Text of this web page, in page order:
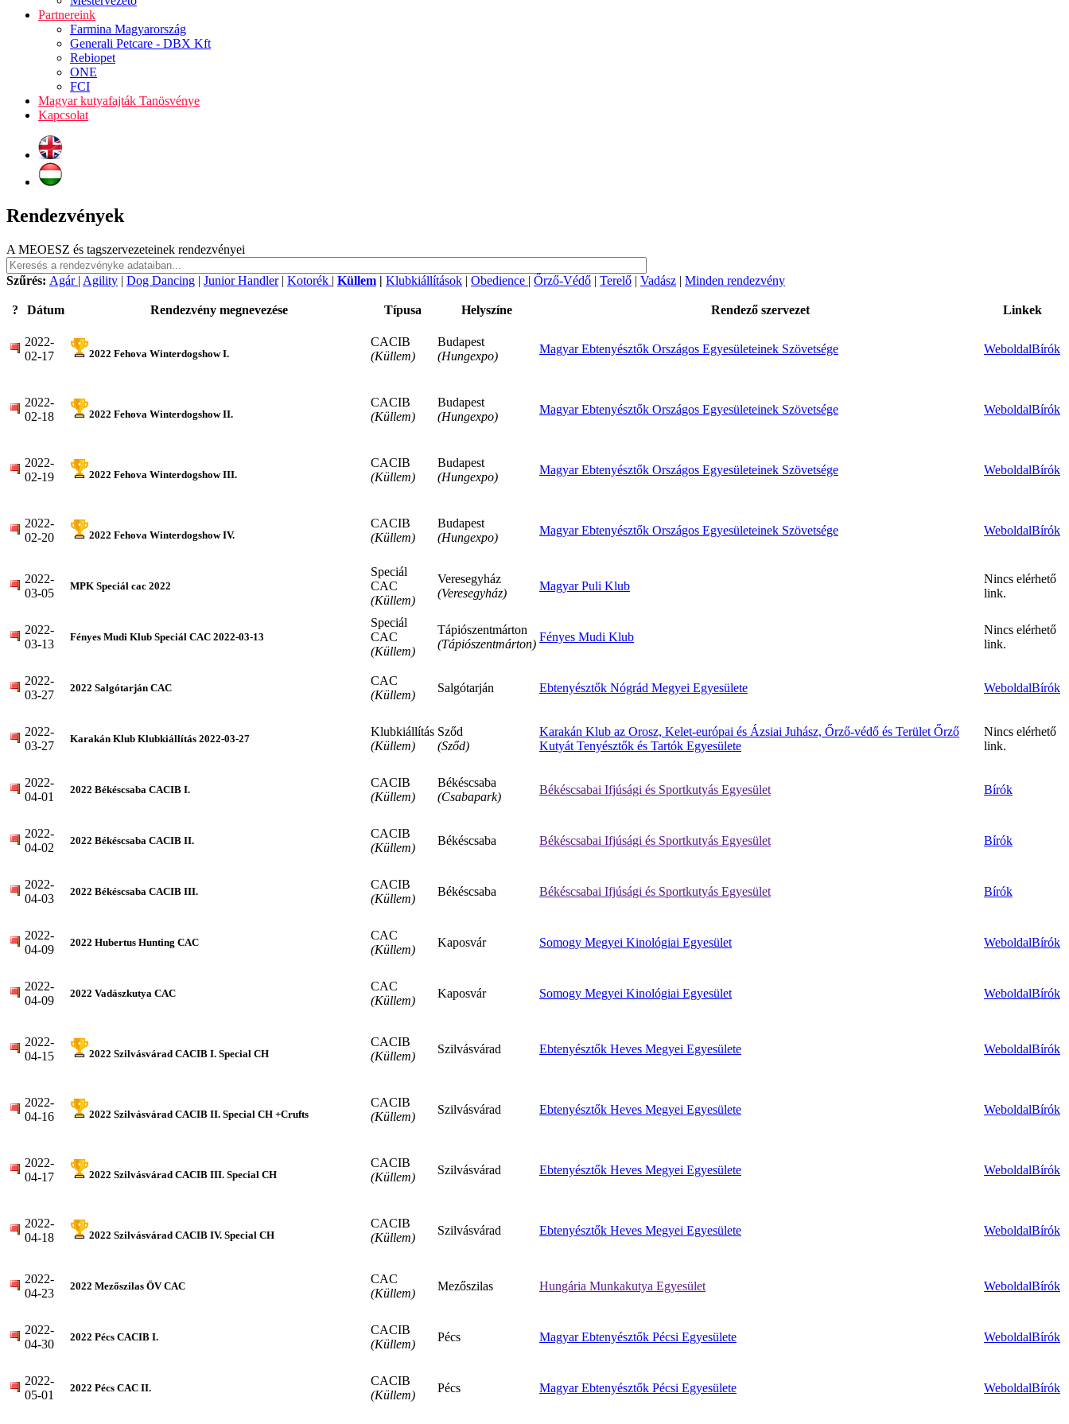
Partnereink
Farmina Magyarország
Generali Petcare - DBX Kft
Rebiopet
ONE
FCI
Magyar kutyafajták Tanösvénye
Kapcsolat
Rendezvények
A MEOESZ és tagszervezeteinek rendezvényei
Szűrés: Agár | Agility | Dog Dancing | Junior Handler| Kotorék | Küllem | Klubkiállítások | Obedience | Őrző-Védő | Terelő | Vadász | Minden rendezvény
? Dátum Rendezvény megnevezése Típusa Helyszíne Rendező szervezet Linkek
2022-
02-17
2022 Fehova Winterdogshow I.
CACIB
(Küllem)
Budapest
(Hungexpo)
Magyar Ebtenyésztők Országos Egyesületeinek Szövetsége WeboldalBírók
2022-
02-18
2022 Fehova Winterdogshow II.
CACIB
(Küllem)
Budapest
(Hungexpo)
Magyar Ebtenyésztők Országos Egyesületeinek Szövetsége WeboldalBírók
2022-
02-19
2022 Fehova Winterdogshow III.
CACIB
(Küllem)
Budapest
(Hungexpo)
Magyar Ebtenyésztők Országos Egyesületeinek Szövetsége WeboldalBírók
2022-
02-20
2022 Fehova Winterdogshow IV.
CACIB
(Küllem)
Budapest
(Hungexpo)
Magyar Ebtenyésztők Országos Egyesületeinek Szövetsége WeboldalBírók
2022-
03-05
MPK Speciál cac 2022
Speciál
CAC
(Küllem)
Veresegyház
(Veresegyház)
Magyar Puli Klub
Nincs elérhető
link.
2022-
03-13
Fényes Mudi Klub Speciál CAC 2022-03-13
Speciál
CAC
(Küllem)
Tápiószentmárton
(Tápiószentmárton)
Fényes Mudi Klub
Nincs elérhető
link.
2022-
03-27
2022 Salgótarján CAC
CAC
(Küllem)
Salgótarján Ebtenyésztők Nógrád Megyei Egyesülete WeboldalBírók
2022-
03-27
Karakán Klub Klubkiállítás 2022-03-27
Klubkiállítás
(Küllem)
Sződ
(Sződ)
Karakán Klub az Orosz, Kelet-európai és Ázsiai Juhász, Őrző-védő és Terület Őrző
Kutyát Tenyésztők és Tartók Egyesülete
Nincs elérhető
link.
2022-
04-01
2022 Békéscsaba CACIB I.
CACIB
(Küllem)
Békéscsaba
(Csabapark)
Békéscsabai Ifjúsági és Sportkutyás Egyesület Bírók
2022-
04-02
2022 Békéscsaba CACIB II.
CACIB
(Küllem)
Békéscsaba Békéscsabai Ifjúsági és Sportkutyás Egyesület Bírók
2022-
04-03
2022 Békéscsaba CACIB III.
CACIB
(Küllem)
Békéscsaba Békéscsabai Ifjúsági és Sportkutyás Egyesület Bírók
2022-
04-09
2022 Hubertus Hunting CAC
CAC
(Küllem)
Kaposvár Somogy Megyei Kinológiai Egyesület WeboldalBírók
2022-
04-09
2022 Vadászkutya CAC
CAC
(Küllem)
Kaposvár Somogy Megyei Kinológiai Egyesület WeboldalBírók
2022-
04-15
2022 Szilvásvárad CACIB I. Special CH
CACIB
(Küllem)
Szilvásvárad Ebtenyésztők Heves Megyei Egyesülete WeboldalBírók
2022-
04-16
2022 Szilvásvárad CACIB II. Special CH +Crufts
CACIB
(Küllem)
Szilvásvárad Ebtenyésztők Heves Megyei Egyesülete WeboldalBírók
2022-
04-17
2022 Szilvásvárad CACIB III. Special CH
CACIB
(Küllem)
Szilvásvárad Ebtenyésztők Heves Megyei Egyesülete WeboldalBírók
2022-
04-18
2022 Szilvásvárad CACIB IV. Special CH
CACIB
(Küllem)
Szilvásvárad Ebtenyésztők Heves Megyei Egyesülete WeboldalBírók
2022-
04-23
2022 Mezőszilas ÖV CAC
CAC
(Küllem)
Mezőszilas Hungária Munkakutya Egyesület WeboldalBírók
2022-
04-30
2022 Pécs CACIB I.
CACIB
(Küllem)
Pécs Magyar Ebtenyésztők Pécsi Egyesülete WeboldalBírók
2022-
05-01
2022 Pécs CAC II.
CACIB
(Küllem)
Pécs Magyar Ebtenyésztők Pécsi Egyesülete WeboldalBírók